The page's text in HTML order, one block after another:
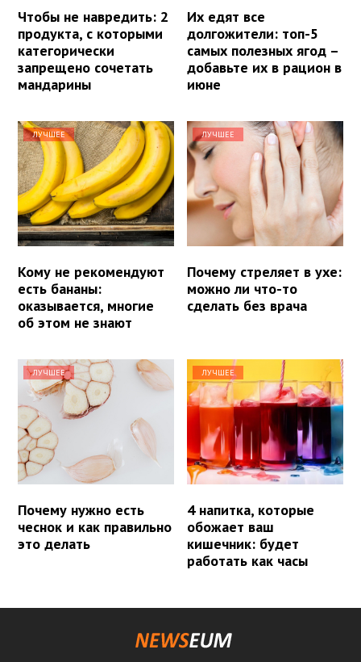
Чтобы не навредить: 2
продукта, с которыми
категорически
запрещено сочетать
мандарины
Их едят все
долгожители: топ-5
самых полезных ягод –
добавьте их в рацион в
июне
ЛУЧШЕЕ
Кому не рекомендуют
есть бананы:
оказывается, многие
об этом не знают
ЛУЧШЕЕ
Почему стреляет в ухе:
можно ли что-то
сделать без врача
ЛУЧШЕЕ
Почему нужно есть
чеснок и как правильно
это делать
ЛУЧШЕЕ
4 напитка, которые
обожает ваш
кишечник: будет
работать как часы